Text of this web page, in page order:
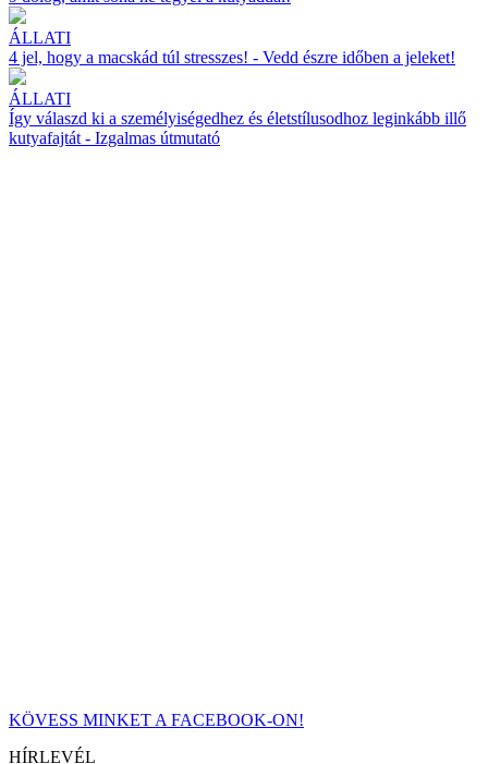
ÁLLATI
4 jel, hogy a macskád túl stresszes! - Vedd észre időben a jeleket!
ÁLLATI
Így válaszd ki a személyiségedhez és életstílusodhoz leginkább illő
kutyafajtát - Izgalmas útmutató
KÖVESS MINKET A FACEBOOK-ON!
HÍRLEVÉL